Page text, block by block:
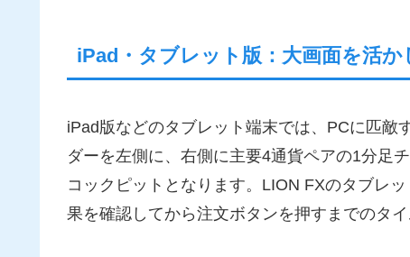
iPad・タブレット版：大画面を活
iPad版などのタブレット端末では、PCに匹敵
ダーを左側に、右側に主要4通貨ペアの1分足
コックピットとなります。LION FXのタブレ
果を確認してから注文ボタンを押すまでのタ